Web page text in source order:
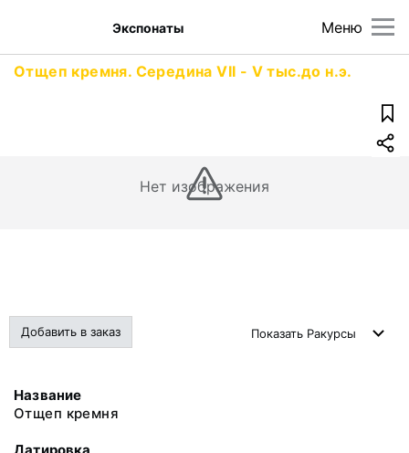
Меню
Экспонаты
Отщеп кремня. Середина VII - V тыс.до н.э.
Нет изображения
Добавить в заказ Показать Ракурсы
Название
Отщеп кремня